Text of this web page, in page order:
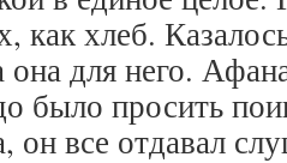
как хлеб.
она для него.
было просить
он все отдавал